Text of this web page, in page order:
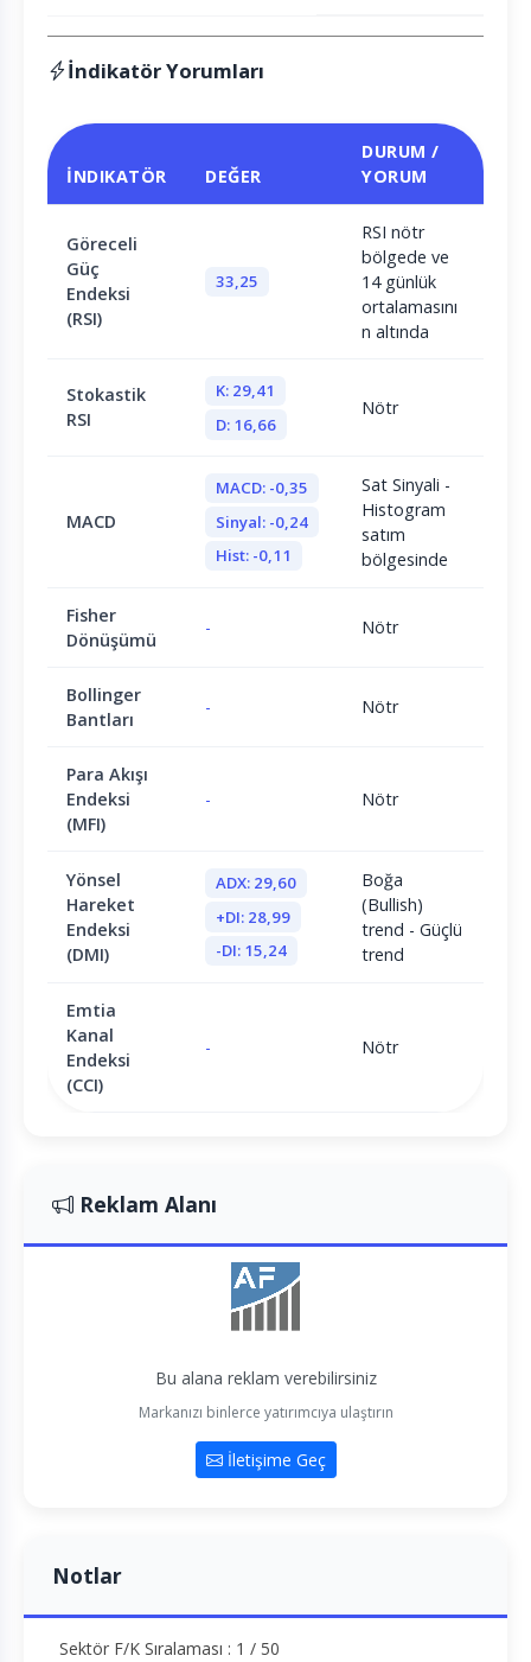
İndikatör Yorumları
İNDIKATÖR DEĞER
DURUM /
YORUM
Göreceli
Güç
Endeksi
(RSI)
33,25
RSI nötr
bölgede ve
14 günlük
ortalamasını
n altında
Stokastik
RSI
K: 29,41
D: 16,66
Nötr
MACD
MACD: -0,35
Sinyal: -0,24
Hist: -0,11
Sat Sinyali -
Histogram
satım
bölgesinde
Fisher
Dönüşümü
- Nötr
Bollinger
Bantları
- Nötr
Para Akışı
Endeksi
(MFI)
- Nötr
Yönsel
Hareket
Endeksi
(DMI)
ADX: 29,60
+DI: 28,99
-DI: 15,24
Boğa
(Bullish)
trend - Güçlü
trend
Emtia
Kanal
Endeksi
(CCI)
- Nötr
Reklam Alanı
Bu alana reklam verebilirsiniz
Markanızı binlerce yatırımcıya ulaştırın
İletişime Geç
Notlar
Sektör F/K Sıralaması : 1 / 50